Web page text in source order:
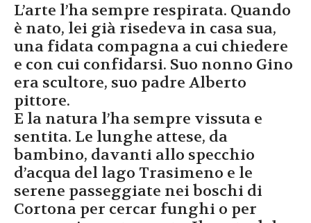
L’arte l’ha sempre respirata. Quando
è nato, lei già risedeva in casa sua,
una fidata compagna a cui chiedere
e con cui confidarsi. Suo nonno Gino
era scultore, suo padre Alberto
pittore.
E la natura l’ha sempre vissuta e
sentita. Le lunghe attese, da
bambino, davanti allo specchio
d’acqua del lago Trasimeno e le
serene passeggiate nei boschi di
Cortona per cercar funghi o per